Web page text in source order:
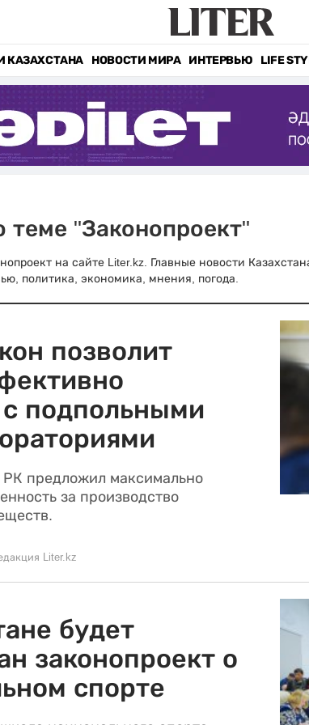
КАЗАХСТАНА НОВОСТИ МИРА ИНТЕРВЬЮ LIFE
теме "Законопроект"
на сайте Liter.kz. Главные новости
политика, экономика, мнения, погода.
позволит
с подпольными
РК предложил максимально
за производство
Liter.kz
будет
законопроект о
спорте